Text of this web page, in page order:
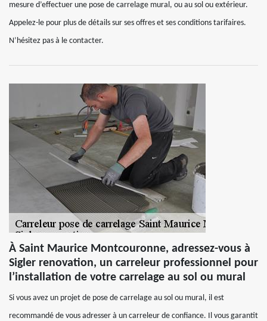
mesure d’effectuer une pose de carrelage mural, ou au sol ou extérieur.
Appelez-le pour plus de détails sur ses offres et ses conditions tarifaires.
N’hésitez pas à le contacter.
À Saint Maurice Montcouronne, adressez-vous à
Sigler renovation, un carreleur professionnel pour
l’installation de votre carrelage au sol ou mural
Si vous avez un projet de pose de carrelage au sol ou mural, il est
recommandé de vous adresser à un carreleur de confiance. Il vous garantit